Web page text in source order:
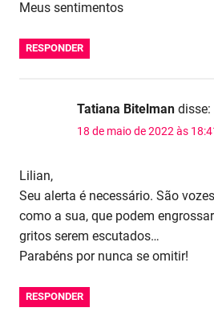
Meus sentimentos
RESPONDER
Tatiana Bitelman disse:
18 de maio de 2022 às
Lilian,
Seu alerta é necessário. São
como a sua, que podem
gritos serem escutados…
Parabéns por nunca se omitir!
RESPONDER